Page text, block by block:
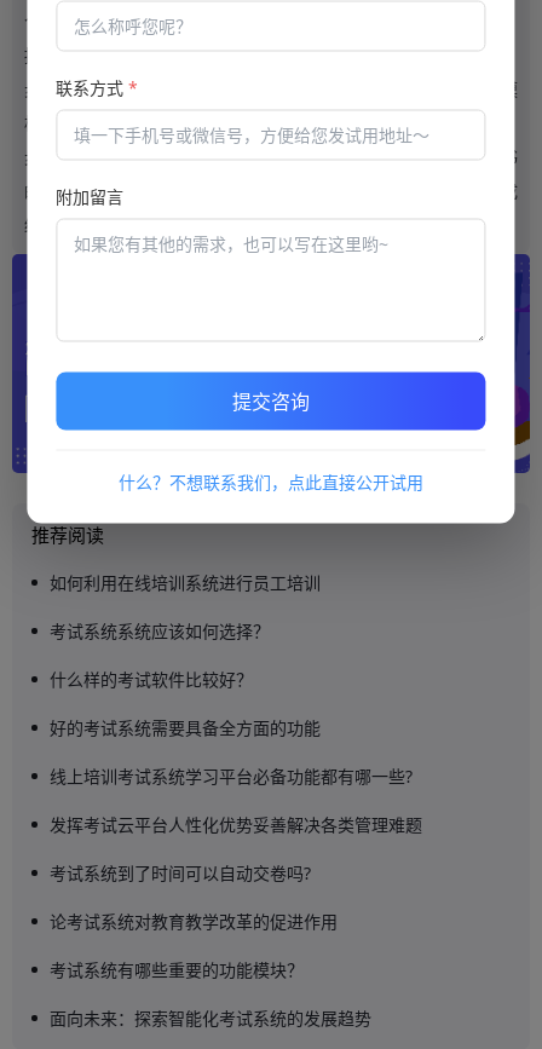
个不错的选择！
接下来给大家分享
步骤1：设计证书模板。您可以在后台证书管理中单击“添加模
板”，选择已有的证书模板，也可以自定义证书模板。
步骤2：颁发证书并下载。您可以在创建试卷时选择自动颁发证书
的方式，并设置证书颁发规则。如果考生通过考试并达到规定的成
绩要求，系统将自动颁发证书。
推荐阅读
如何利用在线培训系统进行员工培训
考试系统系统应该如何选择？
什么样的考试软件比较好？
好的考试系统需要具备全方面的功能
线上培训考试系统学习平台必备功能都有哪一些?
发挥考试云平台人性化优势妥善解决各类管理难题
考试系统到了时间可以自动交卷吗?
论考试系统对教育教学改革的促进作用
考试系统有哪些重要的功能模块？
面向未来：探索智能化考试系统的发展趋势
联系方式*
附加留言
提交咨询
什么？不想联系我们，点此直接公开试用